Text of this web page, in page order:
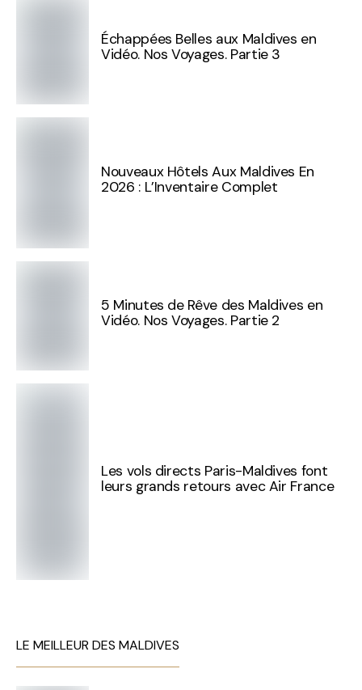
Échappées Belles aux Maldives en
Vidéo. Nos Voyages. Partie 3
Nouveaux Hôtels Aux Maldives En
2026 : L’Inventaire Complet
5 Minutes de Rêve des Maldives en
Vidéo. Nos Voyages. Partie 2
Les vols directs Paris-Maldives font
leurs grands retours avec Air France
LE MEILLEUR DES MALDIVES